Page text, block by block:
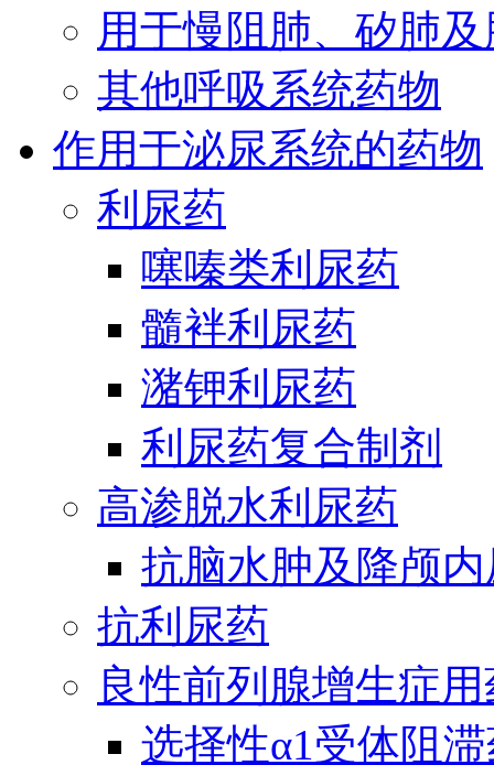
用于慢阻肺、矽肺
其他呼吸系统药物
作用于泌尿系统的药物
利尿药
噻嗪类利尿药
髓袢利尿药
潴钾利尿药
利尿药复合制剂
高渗脱水利尿药
抗脑水肿及降颅
抗利尿药
良性前列腺增生症
选择性α1受体阻